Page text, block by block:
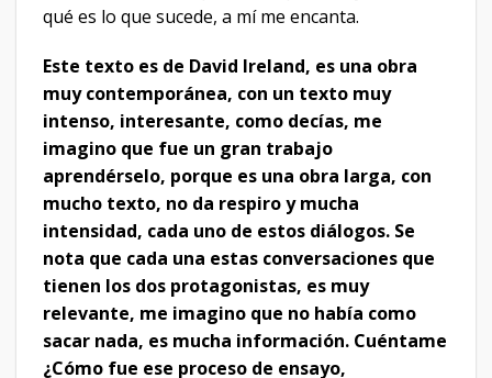
qué es lo que sucede, a mí me encanta.
Este texto es de David Ireland, es una obra
muy contemporánea, con un texto muy
intenso, interesante, como decías, me
imagino que fue un gran trabajo
aprendérselo, porque es una obra larga, con
mucho texto, no da respiro y mucha
intensidad, cada uno de estos diálogos. Se
nota que cada una estas conversaciones que
tienen los dos protagonistas, es muy
relevante, me imagino que no había como
sacar nada, es mucha información. Cuéntame
¿Cómo fue ese proceso de ensayo,